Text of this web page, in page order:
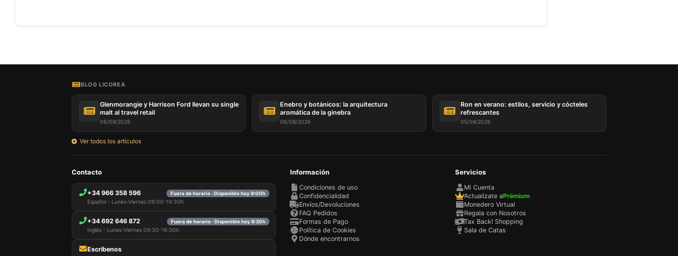
BLOG LICOREA
Glenmorangie y Harrison Ford llevan su single
malt al travel retail
06/08/2026
Enebro y botánicos: la arquitectura
aromática de la ginebra
06/08/2026
Ron en verano: estilos, servicio y cócteles
refrescantes
05/08/2026
Ver todos los artículos
Contacto
+34 966 358 596 Fuera de horario · Disponible hoy 9:00h
Español - Lunes-Viernes 09:00-19:30h
+34 692 646 872 Fuera de horario · Disponible hoy 9:30h
Inglés - Lunes-Viernes 09:30-16:30h
Escríbenos
Información
Condiciones de uso
Confidencialidad
Envíos/Devoluciones
FAQ Pedidos
Formas de Pago
Política de Cookies
Dónde encontrarnos
Servicios
Mi Cuenta
Actualízate aPrémium
Monedero Virtual
Regala con Nosotros
Tax Back! Shopping
Sala de Catas